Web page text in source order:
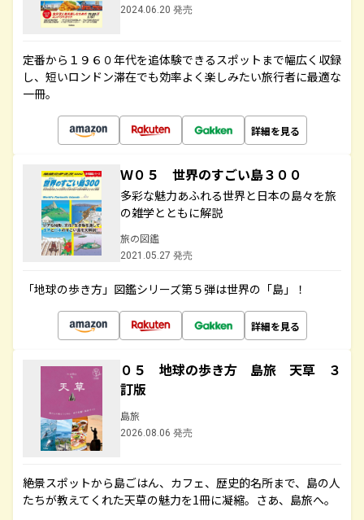
2024.06.20 発売
定番から１９６０年代を追体験できるスポットまで幅広く収録
し、短いロンドン滞在でも効率よく楽しみたい旅行者に最適な
一冊。
詳細を見る
Ｗ０５ 世界のすごい島３００
多彩な魅力あふれる世界と日本の島々を旅
の雑学とともに解説
旅の図鑑
2021.05.27 発売
「地球の歩き方」図鑑シリーズ第５弾は世界の「島」！
詳細を見る
０５ 地球の歩き方 島旅 天草 ３
訂版
島旅
2026.08.06 発売
絶景スポットから島ごはん、カフェ、歴史的名所まで、島の人
たちが教えてくれた天草の魅力を1冊に凝縮。さあ、島旅へ。